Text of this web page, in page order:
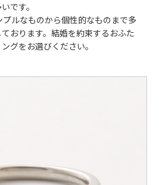
です。
ルなものから個性的なものまで多
おります。結婚を約束するおふた
グをお選びください。